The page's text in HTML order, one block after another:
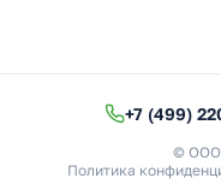
+7 (499)
© ООО
Политика